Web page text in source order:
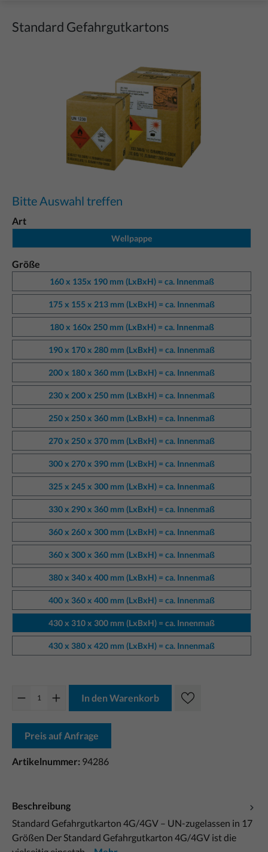
Standard Gefahrgutkartons
Bitte Auswahl treffen
Art
Wellpappe
Größe
160 x 135x 190 mm (LxBxH) = ca. Innenmaß
175 x 155 x 213 mm (LxBxH) = ca. Innenmaß
180 x 160x 250 mm (LxBxH) = ca. Innenmaß
190 x 170 x 280 mm (LxBxH) = ca. Innenmaß
200 x 180 x 360 mm (LxBxH) = ca. Innenmaß
230 x 200 x 250 mm (LxBxH) = ca. Innenmaß
250 x 250 x 360 mm (LxBxH) = ca. Innenmaß
270 x 250 x 370 mm (LxBxH) = ca. Innenmaß
300 x 270 x 390 mm (LxBxH) = ca. Innenmaß
325 x 245 x 300 mm (LxBxH) = ca. Innenmaß
330 x 290 x 360 mm (LxBxH) = ca. Innenmaß
360 x 260 x 300 mm (LxBxH) = ca. Innenmaß
360 x 300 x 360 mm (LxBxH) = ca. Innenmaß
380 x 340 x 400 mm (LxBxH) = ca. Innenmaß
400 x 360 x 400 mm (LxBxH) = ca. Innenmaß
430 x 310 x 300 mm (LxBxH) = ca. Innenmaß
430 x 380 x 420 mm (LxBxH) = ca. Innenmaß
In den Warenkorb
Preis auf Anfrage
Artikelnummer: 94286
Beschreibung
Standard Gefahrgutkarton 4G/4GV – UN-zugelassen in 17
Größen Der Standard Gefahrgutkarton 4G/4GV ist die